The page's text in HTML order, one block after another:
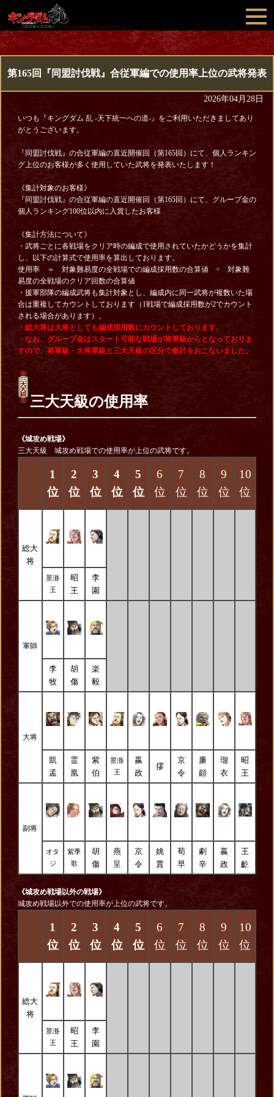
第165回『同盟討伐戦』合従軍編での使用率上位の武将発表
2026年04月28日
いつも『キングダム 乱 -天下統一への道-』をご利用いただきましてあり
がとうございます。
『同盟討伐戦』の合従軍編の直近開催回（第165回）にて、個人ランキン
グ上位のお客様が多く使用していた武将を発表いたします！
《集計対象のお客様》
『同盟討伐戦』の合従軍編の直近開催回（第165回）にて、グループ金の
個人ランキング100位以内に入賞したお客様
《集計方法について》
・武将ごとに各戦場をクリア時の編成で使用されていたかどうかを集計
し、以下の計算式で使用率を算出しております。
使用率 ＝ 対象難易度の全戦場での編成採用数の合算値 ÷ 対象難
易度の全戦場のクリア回数の合算値
・援軍部隊の編成武将も集計対象とし、編成内に同一武将が複数いた場
合は重複してカウントしております（1戦場で編成採用数が2でカウント
される場合があります）。
・総大将は大将としても編成採用数にカウントしております。
・なお、グループ金はスタート可能な戦場が将軍級からとなっておりま
すので、将軍級・大将軍級と三大天級の区分で集計をおこないました。
三大天級の使用率
《城攻め戦場》
三大天級 城攻め戦場での使用率が上位の武将です。
1
位
2
位
3
位
4
位
5
位
6
位
7
位
8
位
9
位
10
位
総大
将
景湣
王
昭
王
李
園
軍師
李
牧
胡
傷
楽
毅
大将
凱
孟
霊
凰
紫
伯
景湣
王
嬴
政
摎
京
令
廉
頗
瑠
衣
昭
王
副将
オタ
ジ
紫季
歌
胡
傷
燕
呈
京
令
姚
賈
荀
早
劇
辛
嬴
政
王
齕
《城攻め戦場以外の戦場》
城攻め戦場以外での使用率が上位の武将です。
1
位
2
位
3
位
4
位
5
位
6
位
7
位
8
位
9
位
10
位
総大
将
景湣
王
昭
王
李
園